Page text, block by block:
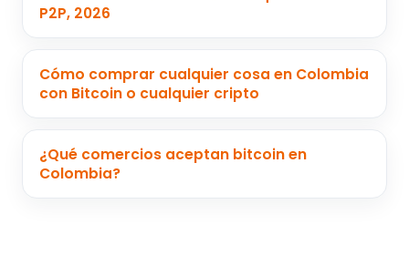
P2P, 2026
Cómo comprar cualquier cosa en Colombia
con Bitcoin o cualquier cripto
¿Qué comercios aceptan bitcoin en
Colombia?